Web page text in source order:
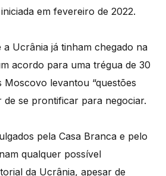
em fevereiro de 2022.
a Ucrânia já tinham chegado na
acordo para uma trégua de 30
levantou “questões
de se prontificar para negociar.
pela Casa Branca e pelo
qualquer possível
da Ucrânia, apesar de